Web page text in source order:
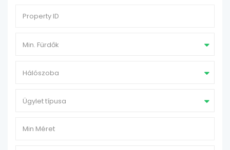
Min. Fürdők
Hálószoba
Ügylet típusa